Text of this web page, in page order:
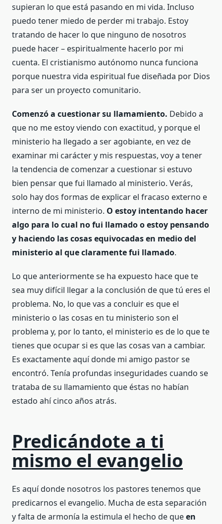
supieran lo que está pasando en mi vida. Incluso
puedo tener miedo de perder mi trabajo. Estoy
tratando de hacer lo que ninguno de nosotros
puede hacer – espiritualmente hacerlo por mi
cuenta. El cristianismo autónomo nunca funciona
porque nuestra vida espiritual fue diseñada por Dios
para ser un proyecto comunitario.
Comenzó a cuestionar su llamamiento. Debido a
que no me estoy viendo con exactitud, y porque el
ministerio ha llegado a ser agobiante, en vez de
examinar mi carácter y mis respuestas, voy a tener
la tendencia de comenzar a cuestionar si estuvo
bien pensar que fui llamado al ministerio. Verás,
solo hay dos formas de explicar el fracaso externo e
interno de mi ministerio. O estoy intentando hacer
algo para lo cual no fui llamado o estoy pensando
y haciendo las cosas equivocadas en medio del
ministerio al que claramente fui llamado.
Lo que anteriormente se ha expuesto hace que te
sea muy difícil llegar a la conclusión de que tú eres el
problema. No, lo que vas a concluir es que el
ministerio o las cosas en tu ministerio son el
problema y, por lo tanto, el ministerio es de lo que te
tienes que ocupar si es que las cosas van a cambiar.
Es exactamente aquí donde mi amigo pastor se
encontró. Tenía profundas inseguridades cuando se
trataba de su llamamiento que éstas no habían
estado ahí cinco años atrás.
Predicándote a ti
mismo el evangelio
Es aquí donde nosotros los pastores tenemos que
predicarnos el evangelio. Mucha de esta separación
y falta de armonía la estimula el hecho de queen